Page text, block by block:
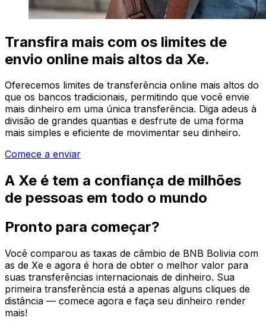
Transfira mais com os limites de
envio online mais altos da Xe.
Oferecemos limites de transferência online mais altos do
que os bancos tradicionais, permitindo que você envie
mais dinheiro em uma única transferência. Diga adeus à
divisão de grandes quantias e desfrute de uma forma
mais simples e eficiente de movimentar seu dinheiro.
Comece a enviar
A Xe é tem a confiança de milhões
de pessoas em todo o mundo
Pronto para começar?
Você comparou as taxas de câmbio de BNB Bolivia com
as de Xe e agora é hora de obter o melhor valor para
suas transferências internacionais de dinheiro. Sua
primeira transferência está a apenas alguns cliques de
distância — comece agora e faça seu dinheiro render
mais!